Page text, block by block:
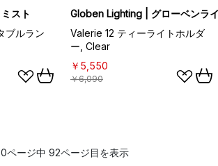
スト
ブルラン
Globen Lighting | グローベンラ
Valerie 12 ティーライトホルダ
ー, Clear
￥5,550
￥6,090
ページ中 92ページ目を表示